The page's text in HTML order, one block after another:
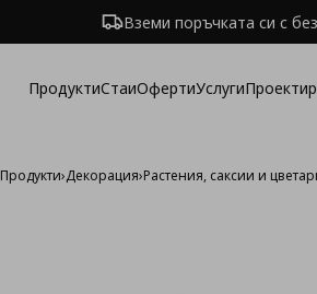
Вземи поръчката си с
ПродуктиСтаиОфертиУслуги
Продукти›Декорация›Растения, саксии и